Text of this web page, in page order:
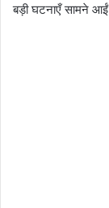
बड़ी घटनाएँ सामने